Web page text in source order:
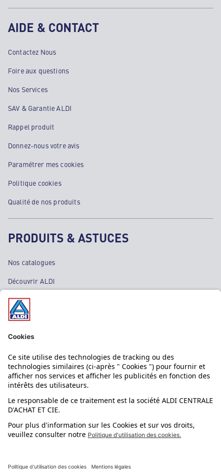
AIDE & CONTACT
Contactez Nous
Foire aux questions
Nos Services
SAV & Garantie ALDI
Rappel produit
Donnez-nous votre avis
Paramétrer mes cookies
Politique cookies
Qualité de nos produits
PRODUITS & ASTUCES
Nos catalogues
Découvrir ALDI
Nos bons plans
Nos rayons
Nos marques
Nos astuces
Évènements
L'application mobile